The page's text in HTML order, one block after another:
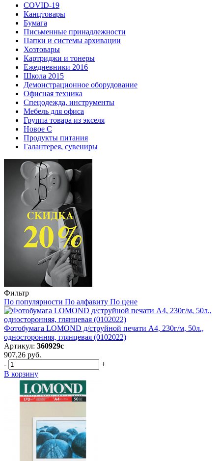
COVID-19
Канцтовары
Бумага
Письменные принадлежности
Папки и системы архивации
Хозтовары
Картриджи и тонеры
Ежедневники 2016
Школа 2015
Демонстрационное оборудование
Офисная техника
Спецодежда, инструменты
Мебель для офиса
Группа товара из экселя
Новое С
Продукты питания
Галантерея, сувениры
Фильтр
По популярности По алфавиту По цене
Фотобумага LOMOND д/струйной печати А4, 230г/м, 50л.,
односторонняя, глянцевая (0102022)
Артикул: 360929с
907,26 руб.
-
+
В корзину